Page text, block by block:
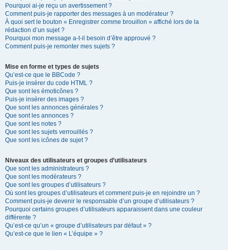
Pourquoi ai-je reçu un avertissement ?
Comment puis-je rapporter des messages à un modérateur ?
À quoi sert le bouton « Enregistrer comme brouillon » affiché lors de la
rédaction d’un sujet ?
Pourquoi mon message a-t-il besoin d’être approuvé ?
Comment puis-je remonter mes sujets ?
Mise en forme et types de sujets
Qu’est-ce que le BBCode ?
Puis-je insérer du code HTML ?
Que sont les émoticônes ?
Puis-je insérer des images ?
Que sont les annonces générales ?
Que sont les annonces ?
Que sont les notes ?
Que sont les sujets verrouillés ?
Que sont les icônes de sujet ?
Niveaux des utilisateurs et groupes d’utilisateurs
Que sont les administrateurs ?
Que sont les modérateurs ?
Que sont les groupes d’utilisateurs ?
Où sont les groupes d’utilisateurs et comment puis-je en rejoindre un ?
Comment puis-je devenir le responsable d’un groupe d’utilisateurs ?
Pourquoi certains groupes d’utilisateurs apparaissent dans une couleur
différente ?
Qu’est-ce qu’un « groupe d’utilisateurs par défaut » ?
Qu’est-ce que le lien « L’équipe » ?